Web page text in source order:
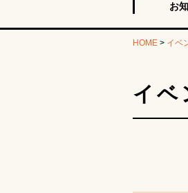
お
HOME > イベ
イベ